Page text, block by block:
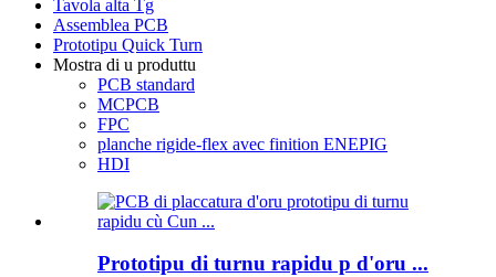
Tavola alta Tg
Assemblea PCB
Prototipu Quick Turn
Mostra di u produttu
PCB standard
MCPCB
FPC
planche rigide-flex avec finition ENEPIG
HDI
Prototipu di turnu rapidu p d'oru ...